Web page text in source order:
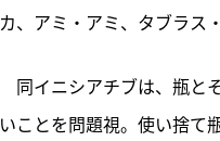
カ、アミ・アミ、タブラス
同イニシアチブは、瓶と
いことを問題視。使い捨て